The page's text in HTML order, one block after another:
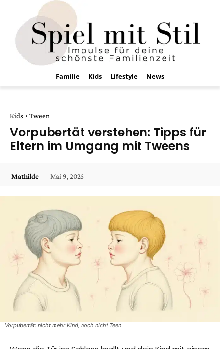
Familie Kids Lifestyle News
Kids Tween
Vorpubertät verstehen: Tipps für
Eltern im Umgang mit Tweens
Mathilde Mai 9, 2025
Vorpubertät: nicht mehr Kind, noch nicht Teen